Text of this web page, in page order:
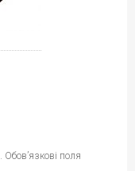
Обов’язкові поля